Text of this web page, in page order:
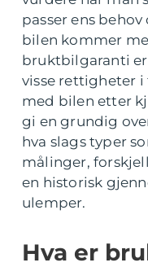
passer ens
bilen kommer
bruktbilgaranti
visse rettigheter
med bilen etter
gi en grundig
hva slags typer
målinger,
en historisk
ulemper.
Hva er